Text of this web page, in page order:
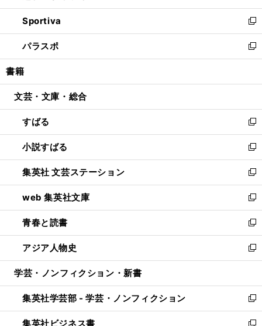
開
く
ン
ド
ウ
で
開
ウ
ィ
ン
ド
ウ
開
し
い
ウ
ィ
ン
ウ
開
く
Sportiva
新
し
い
ウ
ン
ウ
で
開
く
パラスポ
新
し
ウ
ン
ド
ウ
で
開
く
書籍
文芸・文庫・総合
すばる
新
し
い
ウ
ィ
ン
ド
ウ
で
開
く
小説すばる
新
し
い
ウ
ィ
ン
ド
ウ
で
開
集英社 文芸ステーション
新
し
い
ウ
ィ
ン
ド
ウ
開
く
web 集英社文庫
新
し
い
ウ
ィ
ン
ウ
で
開
く
青春と読書
新
し
い
ウ
ン
ド
ウ
で
アジア人物史
新
し
ウ
ィ
ン
学芸・ノンフィクション・新書
集英社学芸部 - 学芸・ノンフィクション
新
し
集英社ビジネス書